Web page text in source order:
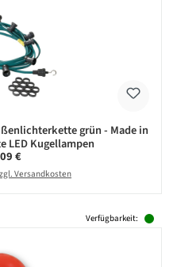
grün - Made in
LED Kugellampen
Preis:
€
Versandkosten
Verfügbarkeit: